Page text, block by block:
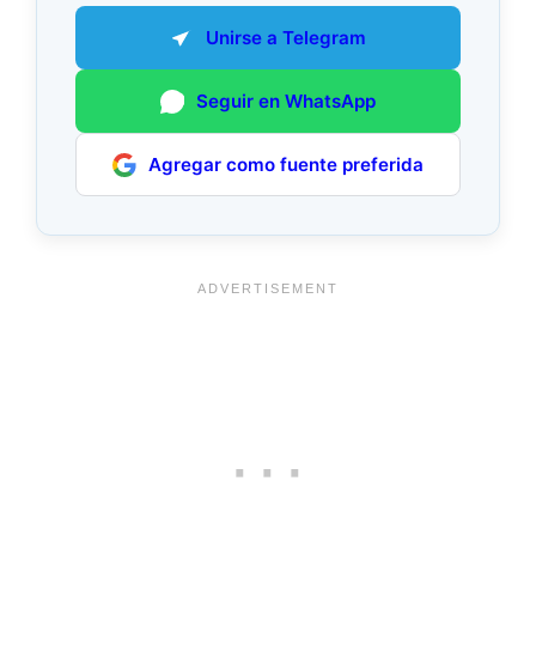
Unirse a Telegram
Seguir en WhatsApp
Agregar como fuente preferida